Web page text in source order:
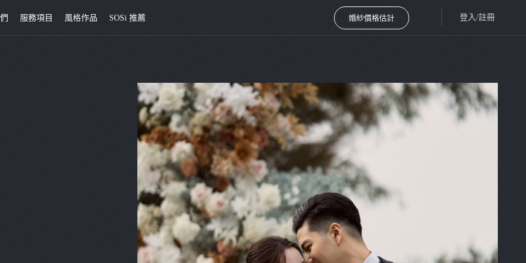
服務項目 風格作品 SOSi 推薦 婚紗價格估計 登入/註冊